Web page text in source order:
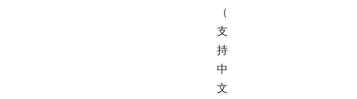
（
支
持
中
文